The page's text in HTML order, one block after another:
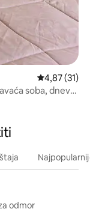
Prosječna
4,87 (31)
soba, dnevni
odmor